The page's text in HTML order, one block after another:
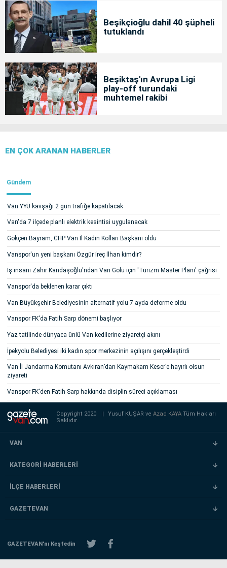
Beşikçioğlu dahil 40 şüpheli
tutuklandı
Beşiktaş'ın Avrupa Ligi
play-off turundaki
muhtemel rakibi
EN ÇOK ARANAN HABERLER
Gündem
Van YYÜ kavşağı 2 gün trafiğe kapatılacak
Van'da 7 ilçede planlı elektrik kesintisi uygulanacak
Gökçen Bayram, CHP Van İl Kadın Kolları Başkanı oldu
Vanspor'un yeni başkanı Özgür İreç İlhan kimdir?
İş insanı Zahir Kandaşoğlu'ndan Van Gölü için 'Turizm Master Planı' çağrısı
Vanspor'da beklenen karar çıktı
Van Büyükşehir Belediyesinin alternatif yolu 7 ayda deforme oldu
Vanspor FK'da Fatih Sarp dönemi başlıyor
Yaz tatilinde dünyaca ünlü Van kedilerine ziyaretçi akını
İpekyolu Belediyesi iki kadın spor merkezinin açılışını gerçekleştirdi
Van İl Jandarma Komutanı Avkıran’dan Kaymakam Keser’e hayırlı olsun
ziyareti
Vanspor FK'den Fatih Sarp hakkında disiplin süreci açıklaması
Copyright 2020 | Yusuf KUŞAR veAzad KAYATüm Hakları
Saklıdır.
VAN
KATEGORİ HABERLERİ
İLÇE HABERLERİ
GAZETEVAN
GAZETEVAN'nı Keşfedin